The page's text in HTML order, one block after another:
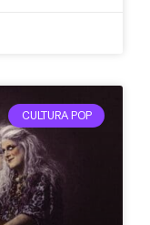
CULTURA POP